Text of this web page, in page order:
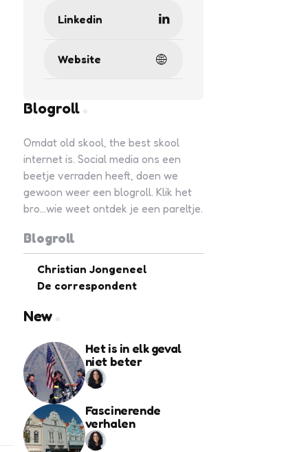
Linkedin
Website
Blogroll
Omdat old skool, the best skool
internet is. Social media ons een
beetje verraden heeft, doen we
gewoon weer een blogroll. Klik het
bro...wie weet ontdek je een pareltje.
Blogroll
Christian Jongeneel
De correspondent
New
Het is in elk geval
niet beter
Fascinerende
verhalen